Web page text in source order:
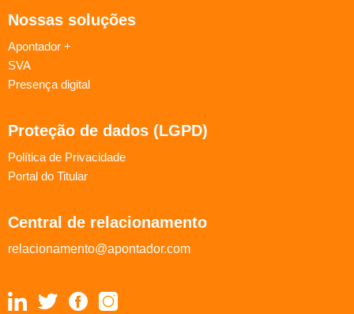
Nossas soluções
Apontador +
SVA
Presença digital
Proteção de dados (LGPD)
Política de Privacidade
Portal do Titular
Central de relacionamento
relacionamento@apontador.com